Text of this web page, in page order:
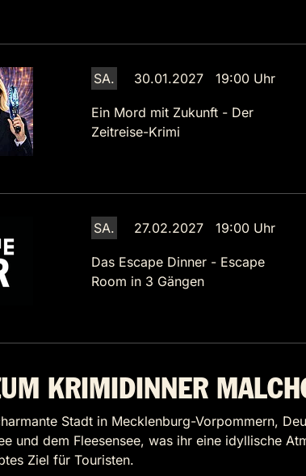
SA. 30.01.2027 19:00 Uhr
Ein Mord mit Zukunft - Der
Zeitreise-Krimi
SA. 27.02.2027 19:00 Uhr
Das Escape Dinner - Escape
Room in 3 Gängen
KRIMIDINNER
Stadt in Mecklenburg-Vorpommern,
und dem Fleesensee, was ihr eine idyllische
Ziel für Touristen.